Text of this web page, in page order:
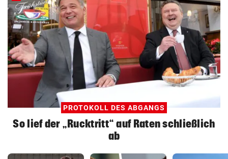
PROTOKOLL DES ABGANGS
So lief der „Rucktritt“ auf Raten schließlich
ab